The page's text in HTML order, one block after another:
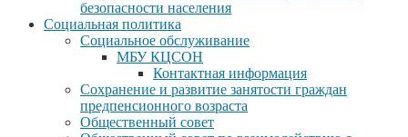
безопасности населения
Социальная политика
Социальное обслуживание
МБУ КЦСОН
Контактная информация
Сохранение и развитие занятости граждан
предпенсионного возраста
Общественный совет